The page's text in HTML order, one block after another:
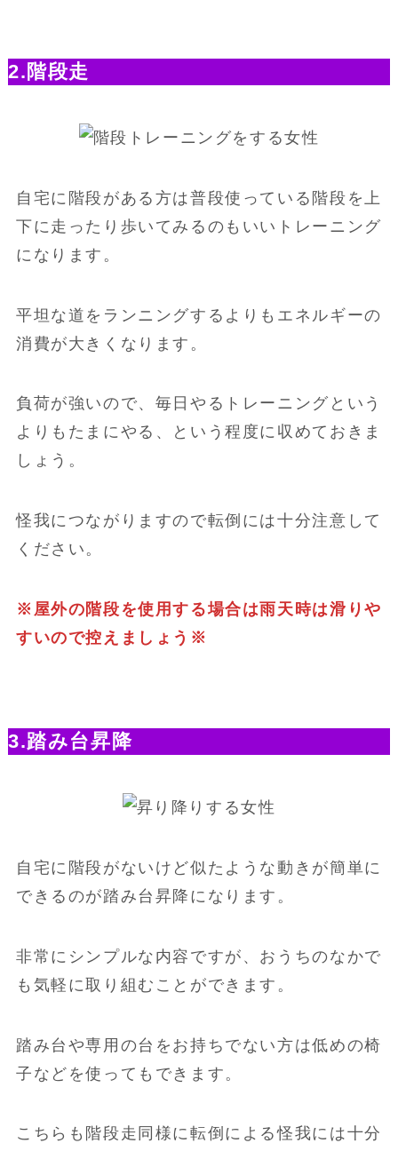
2.階段走
自宅に階段がある方は普段使っている階段を上
下に走ったり歩いてみるのもいいトレーニング
になります。
平坦な道をランニングするよりもエネルギーの
消費が大きくなります。
負荷が強いので、毎日やるトレーニングという
よりもたまにやる、という程度に収めておきま
しょう。
怪我につながりますので転倒には十分注意して
ください。
※屋外の階段を使用する場合は雨天時は滑りや
すいので控えましょう※
3.踏み台昇降
自宅に階段がないけど似たような動きが簡単に
できるのが踏み台昇降になります。
非常にシンプルな内容ですが、おうちのなかで
も気軽に取り組むことができます。
踏み台や専用の台をお持ちでない方は低めの椅
子などを使ってもできます。
こちらも階段走同様に転倒による怪我には十分